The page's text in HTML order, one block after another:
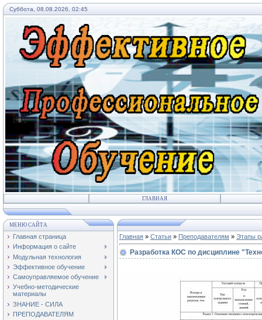
Суббота, 08.08.2026, 02:45
ГЛАВНАЯ
МЕНЮ САЙТА
Главная страница
Информация о сайте
Модульная технология
Эффективное обучение
Самоуправляемое обучение
Учебно-методические
материалы
ЗНАНИЕ - СИЛА
ПРЕПОДАВАТЕЛЯМ
Главная » Статьи » Преподавателям » Этапы
Разработка КОС по дисциплине